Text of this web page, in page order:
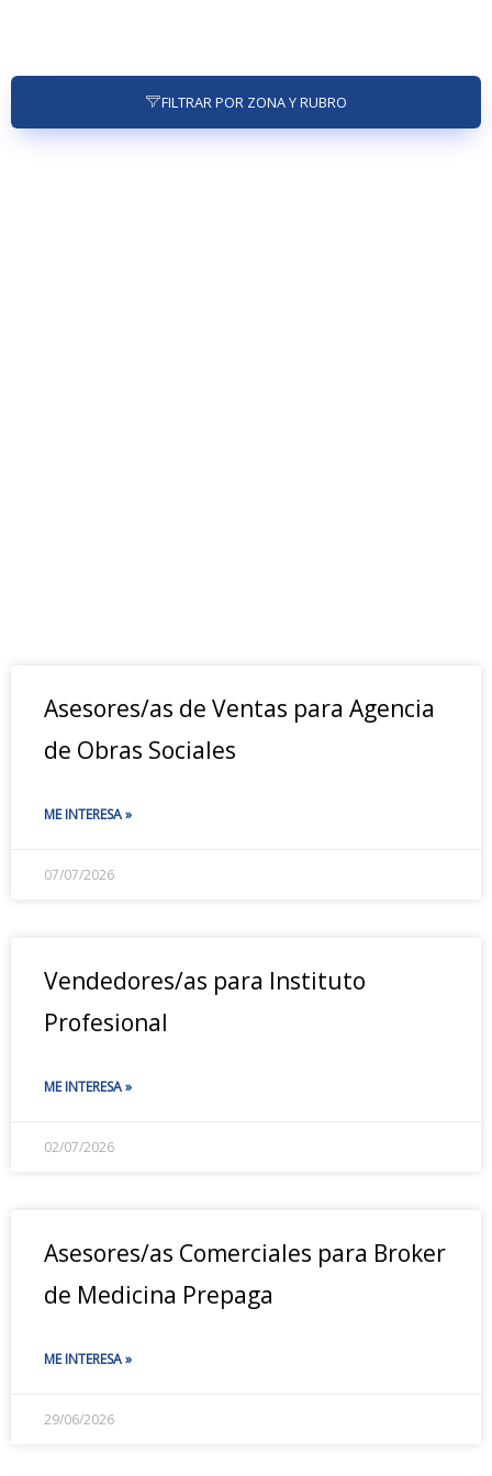
FILTRAR POR ZONA Y RUBRO
Asesores/as de Ventas para Agencia
de Obras Sociales
ME INTERESA »
07/07/2026
Vendedores/as para Instituto
Profesional
ME INTERESA »
02/07/2026
Asesores/as Comerciales para Broker
de Medicina Prepaga
ME INTERESA »
29/06/2026